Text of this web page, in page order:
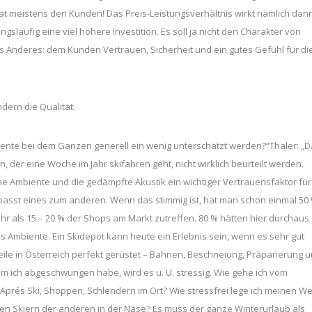
meistens den Kunden! Das Preis-Leistungsverhältnis wirkt nämlich
eine viel höhere Investition. Es soll ja nicht den Charakter von
dem Kunden Vertrauen, Sicherheit und ein gutes Gefühl für
die Qualität.
bei dem Ganzen generell ein wenig unterschätzt werden?“Thaler:
der eine Woche im Jahr skifahren geht, nicht wirklich beurteilt werden.
Ambiente und die gedämpfte Akustik ein wichtiger Vertrauensfaktor für
eines zum anderen. Wenn das stimmig ist, hat man schon einmal 50
15 – 20 % der Shops am Markt zutreffen. 80 % hätten hier durchaus
Ein Skidepot kann heute ein Erlebnis sein, wenn es sehr gut
in Österreich perfekt gerüstet – Bahnen, Beschneiung, Präparierung
ich abgeschwungen habe, wird es u. U. stressig. Wie gehe ich vom
Ski, Shoppen, Schlendern im Ort? Wie stressfrei lege ich meinen
Skiern der anderen in der Nase? Es muss der ganze Winterurlaub als